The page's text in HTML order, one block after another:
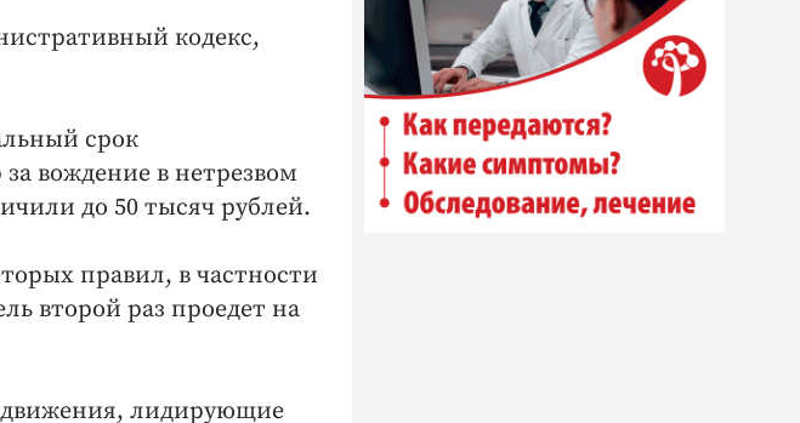
кодекс,
срок
вождение в нетрезвом
до 50 тысяч рублей.
правил, в частности
второй раз проедет на
движения, лидирующие